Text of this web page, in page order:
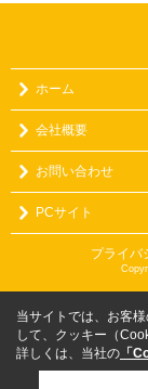
ホーム
会社概要
お問い合わせ
PCサイト
プライバ
当サイトでは、お客
して、クッキー（
詳しくは、当社の 「